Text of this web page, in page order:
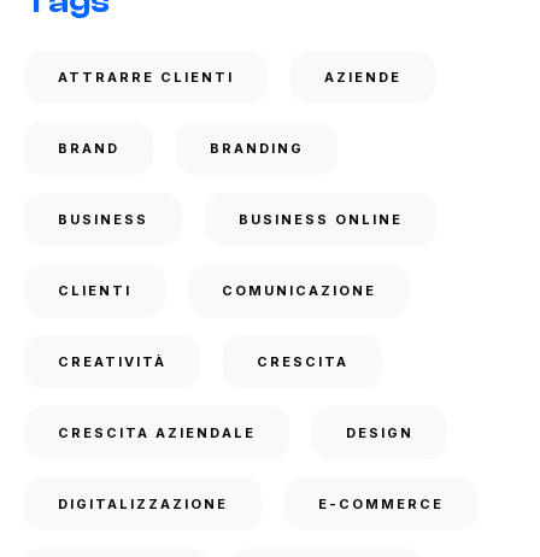
ATTRARRE CLIENTI AZIENDE
BRAND BRANDING
BUSINESS BUSINESS ONLINE
CLIENTI COMUNICAZIONE
CREATIVITÀ CRESCITA
CRESCITA AZIENDALE DESIGN
DIGITALIZZAZIONE E-COMMERCE